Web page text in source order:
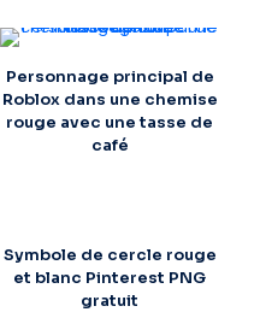
Personnage principal de
Roblox dans une chemise
rouge avec une tasse de
café
Symbole de cercle rouge
et blanc Pinterest PNG
gratuit